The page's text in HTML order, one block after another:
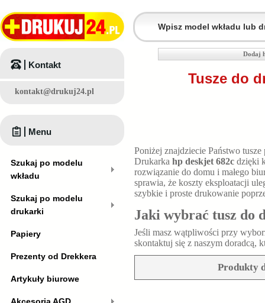
Dodaj
Tusze do
Poniżej znajdziecie Państwo
Drukarka hp deskjet 682c dzięki
rozwiązanie do domu i małego
sprawia, że koszty eksploatacji
szybkie i proste drukowanie
Jaki wybrać tusz
Jeśli masz wątpliwości przy
skontaktuj się z naszym doradcą,
Produkty
Kontakt
kontakt@drukuj24.pl
Menu
Szukaj po modelu
wkładu
Szukaj po modelu
drukarki
Papiery
Prezenty od Drekkera
Artykuły biurowe